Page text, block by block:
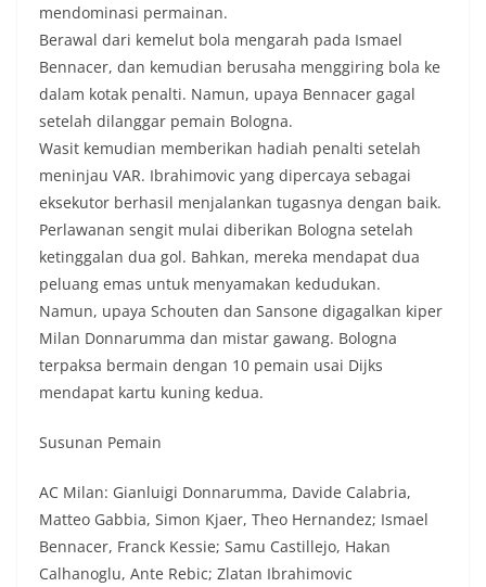
mendominasi permainan.
Berawal dari kemelut bola mengarah pada Ismael
Bennacer, dan kemudian berusaha menggiring bola ke
dalam kotak penalti. Namun, upaya Bennacer gagal
setelah dilanggar pemain Bologna.
Wasit kemudian memberikan hadiah penalti setelah
meninjau VAR. Ibrahimovic yang dipercaya sebagai
eksekutor berhasil menjalankan tugasnya dengan baik.
Perlawanan sengit mulai diberikan Bologna setelah
ketinggalan dua gol. Bahkan, mereka mendapat dua
peluang emas untuk menyamakan kedudukan.
Namun, upaya Schouten dan Sansone digagalkan kiper
Milan Donnarumma dan mistar gawang. Bologna
terpaksa bermain dengan 10 pemain usai Dijks
mendapat kartu kuning kedua.
Susunan Pemain
AC Milan: Gianluigi Donnarumma, Davide Calabria,
Matteo Gabbia, Simon Kjaer, Theo Hernandez; Ismael
Bennacer, Franck Kessie; Samu Castillejo, Hakan
Calhanoglu, Ante Rebic; Zlatan Ibrahimovic